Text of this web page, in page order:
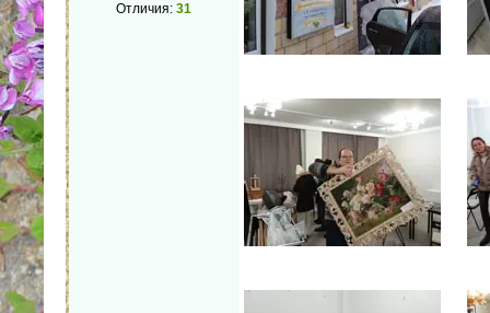
Отличия: 31